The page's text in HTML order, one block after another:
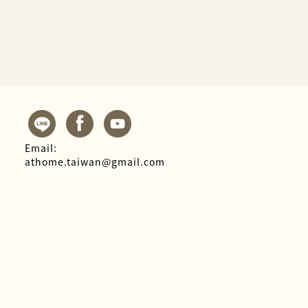
Email:
athome.taiwan@gmail.com